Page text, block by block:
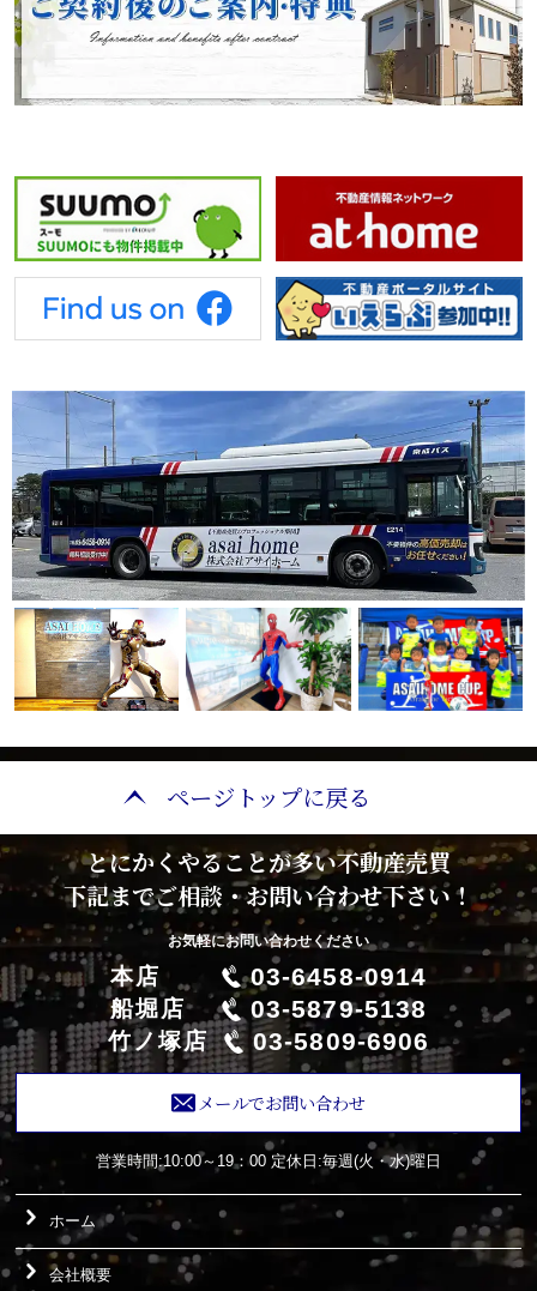
ページトップに戻る
とにかくやることが多い不動産売買
下記までご相談・お問い合わせ下さい！
お気軽にお問い合わせください
本店 03-6458-0914
船堀店 03-5879-5138
竹ノ塚店 03-5809-6906
メールでお問い合わせ
営業時間:10:00～19：00 定休日:毎週(火・水)曜日
ホーム
会社概要